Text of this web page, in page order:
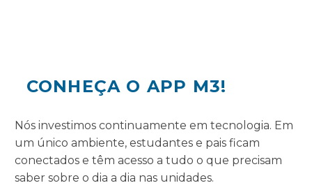
CONHEÇA O APP M3!
Nós investimos continuamente em tecnologia. Em
um único ambiente, estudantes e pais ficam
conectados e têm acesso a tudo o que precisam
saber sobre o dia a dia nas unidades.